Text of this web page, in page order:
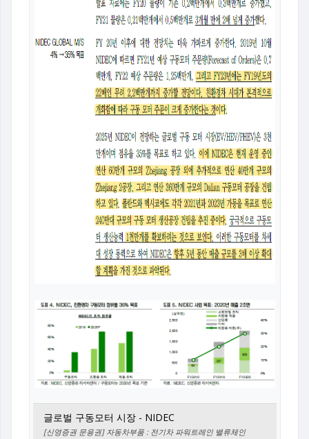
글로벌 구동모터 시장 - NIDEC
[신영증권 문용권] 자동차부품 : 전기차 파워트레인 밸류체인